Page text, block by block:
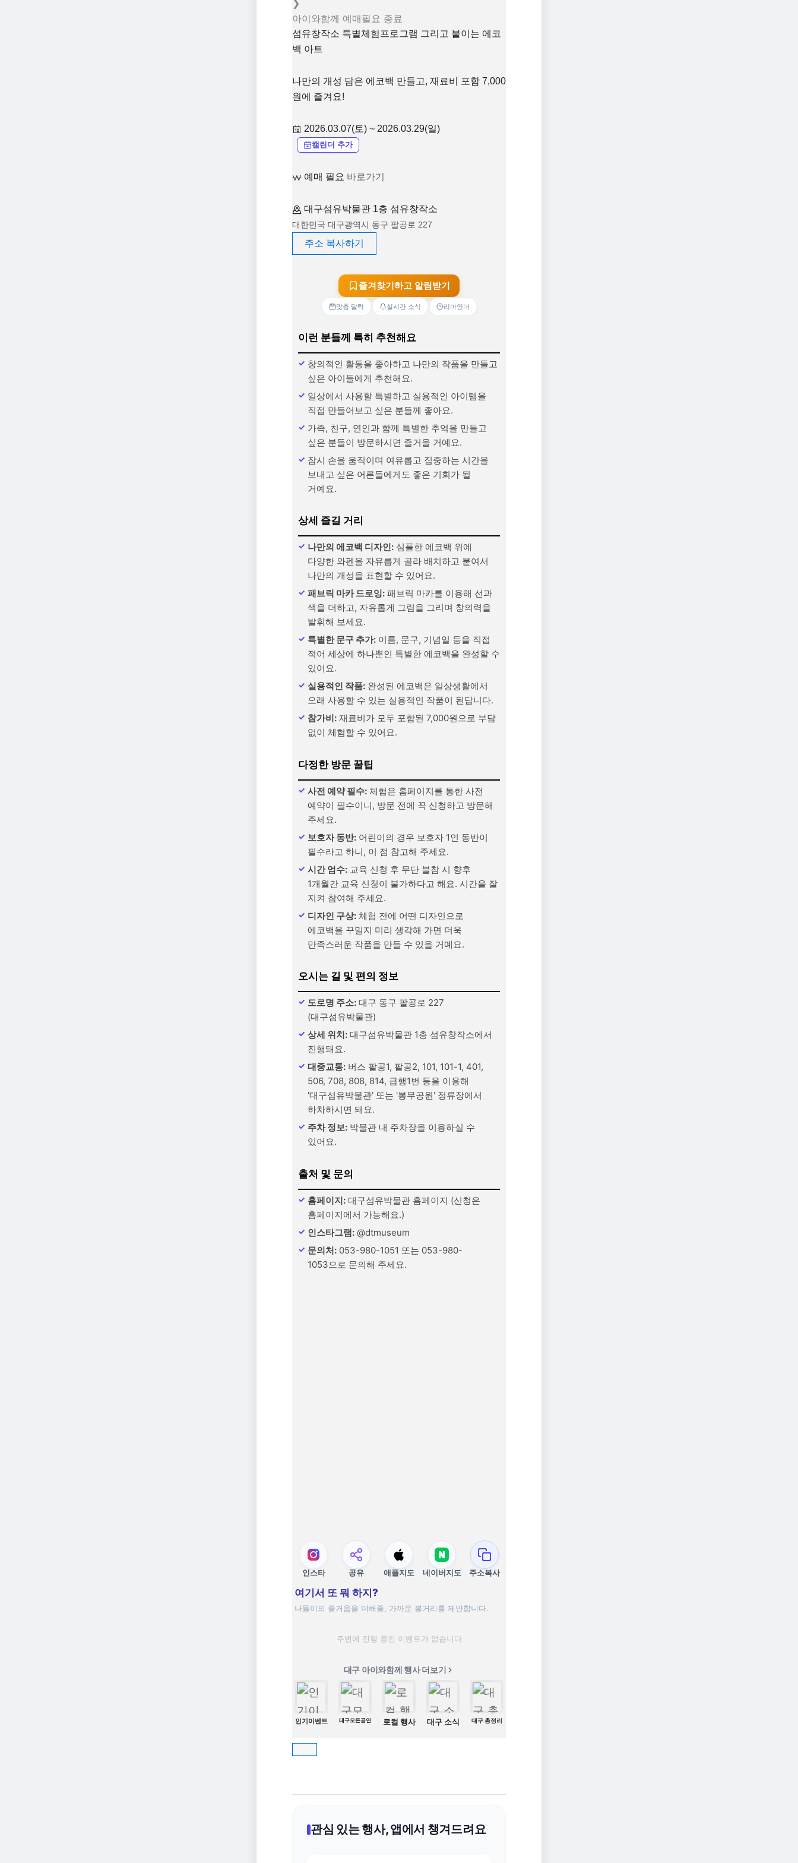
❯
아이와함께 예매필요 종료
섬유창작소 특별체험프로그램 그리고 붙이는 에코
백 아트
나만의 개성 담은 에코백 만들고, 재료비 포함 7,000
원에 즐겨요!
2026.03.07(토) ~ 2026.03.29(일)
캘린더 추가
예매 필요 바로가기
대구섬유박물관 1층 섬유창작소
대한민국 대구광역시 동구 팔공로 227
주소 복사하기
즐겨찾기하고 알림받기
맞춤 달력 실시간 소식 리마인더
이런 분들께 특히 추천해요
창의적인 활동을 좋아하고 나만의 작품을 만들고
싶은 아이들에게 추천해요.
일상에서 사용할 특별하고 실용적인 아이템을
직접 만들어보고 싶은 분들께 좋아요.
가족, 친구, 연인과 함께 특별한 추억을 만들고
싶은 분들이 방문하시면 즐거울 거예요.
잠시 손을 움직이며 여유롭고 집중하는 시간을
보내고 싶은 어른들에게도 좋은 기회가 될
거예요.
상세 즐길 거리
나만의 에코백 디자인: 심플한 에코백 위에
다양한 와펜을 자유롭게 골라 배치하고 붙여서
나만의 개성을 표현할 수 있어요.
패브릭 마카 드로잉: 패브릭 마카를 이용해 선과
색을 더하고, 자유롭게 그림을 그리며 창의력을
발휘해 보세요.
특별한 문구 추가: 이름, 문구, 기념일 등을 직접
적어 세상에 하나뿐인 특별한 에코백을 완성할 수
있어요.
실용적인 작품: 완성된 에코백은 일상생활에서
오래 사용할 수 있는 실용적인 작품이 된답니다.
참가비: 재료비가 모두 포함된 7,000원으로 부담
없이 체험할 수 있어요.
다정한 방문 꿀팁
사전 예약 필수: 체험은 홈페이지를 통한 사전
예약이 필수이니, 방문 전에 꼭 신청하고 방문해
주세요.
보호자 동반: 어린이의 경우 보호자 1인 동반이
필수라고 하니, 이 점 참고해 주세요.
시간 엄수: 교육 신청 후 무단 불참 시 향후
1개월간 교육 신청이 불가하다고 해요. 시간을 잘
지켜 참여해 주세요.
디자인 구상: 체험 전에 어떤 디자인으로
에코백을 꾸밀지 미리 생각해 가면 더욱
만족스러운 작품을 만들 수 있을 거예요.
오시는 길 및 편의 정보
도로명 주소: 대구 동구 팔공로 227
(대구섬유박물관)
상세 위치: 대구섬유박물관 1층 섬유창작소에서
진행돼요.
대중교통: 버스 팔공1, 팔공2, 101, 101-1, 401,
506, 708, 808, 814, 급행1번 등을 이용해
'대구섬유박물관' 또는 '봉무공원' 정류장에서
하차하시면 돼요.
주차 정보: 박물관 내 주차장을 이용하실 수
있어요.
출처 및 문의
홈페이지: 대구섬유박물관 홈페이지 (신청은
홈페이지에서 가능해요.)
인스타그램: @dtmuseum
문의처: 053-980-1051 또는 053-980-
1053으로 문의해 주세요.
인스타 공유 애플지도 네이버지도 주소복사
여기서 또 뭐 하지?
나들이의 즐거움을 더해줄, 가까운 볼거리를 제안합니다.
주변에 진행 중인 이벤트가 없습니다
대구 아이와함께 행사 더보기
인기이벤트 대구모든공연 로컬 행사 대구 소식 대구 총정리
관심 있는 행사, 앱에서 챙겨드려요